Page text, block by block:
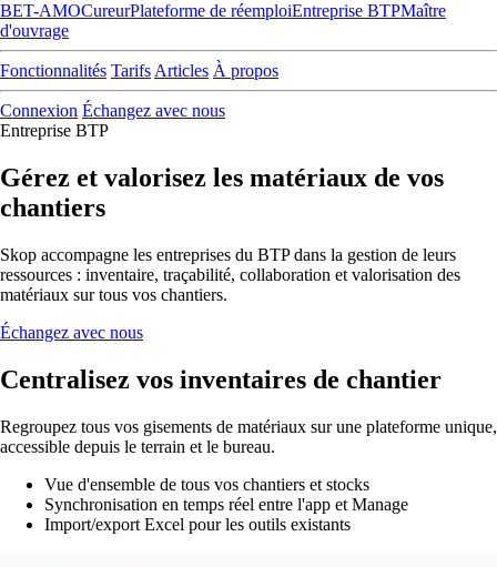
BET-AMOCureurPlateforme de réemploiEntreprise BTPMaître
d'ouvrage
Fonctionnalités Tarifs Articles À propos
Connexion Échangez avec nous
Entreprise BTP
Gérez et valorisez les matériaux de vos
chantiers
Skop accompagne les entreprises du BTP dans la gestion de leurs
ressources : inventaire, traçabilité, collaboration et valorisation des
matériaux sur tous vos chantiers.
Échangez avec nous
Centralisez vos inventaires de chantier
Regroupez tous vos gisements de matériaux sur une plateforme unique,
accessible depuis le terrain et le bureau.
Vue d'ensemble de tous vos chantiers et stocks
Synchronisation en temps réel entre l'app et Manage
Import/export Excel pour les outils existants